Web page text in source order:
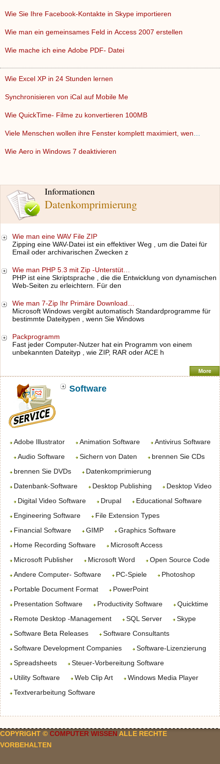
Informationen
Datenkomprimierung
Wie man eine WAV File ZIP
Zipping eine WAV-Datei ist ein effektiver Weg , um die Datei für
Email oder archivarischen Zwecken z
Wie man PHP 5.3 mit Zip -Unterstüt…
PHP ist eine Skriptsprache , die die Entwicklung von dynamischen
Web-Seiten zu erleichtern. Für den
Wie man 7-Zip Ihr Primäre Download…
Microsoft Windows vergibt automatisch Standardprogramme für
bestimmte Dateitypen , wenn Sie Windows
Packprogramm
Fast jeder Computer-Nutzer hat ein Programm von einem
unbekannten Dateityp , wie ZIP, RAR oder ACE h
More
Software
Adobe Illustrator Animation Software
Antivirus Software
Audio Software
Sichern von Daten
brennen Sie CDs
brennen Sie DVDs
Datenkomprimierung
Datenbank-Software
Desktop Publishing
Desktop Video
Digital Video Software
Drupal
Educational Software
Engineering Software
File Extension Types
Financial Software
GIMP
Graphics Software
Home Recording Software
Microsoft Access
Microsoft Publisher
Microsoft Word
Open Source Code
Andere Computer- Software
PC-Spiele
Photoshop
Portable Document Format
PowerPoint
Presentation Software
Productivity Software
Quicktime
Remote Desktop -Management
SQL Server
Skype
Software Beta Releases
Software Consultants
Software Development Companies
Software-Lizenzierung
Spreadsheets
Steuer-Vorbereitung Software
Utility Software
Web Clip Art
Windows Media Player
Textverarbeitung Software
Wie Sie Ihre Facebook-Kontakte in Skype importieren
Wie man ein gemeinsames Feld in Access 2007 erstellen
Wie mache ich eine Adobe PDF- Datei
Wie Excel XP in 24 Stunden lernen
Synchronisieren von iCal auf Mobile Me
Wie QuickTime- Filme zu konvertieren 100MB
Wie Aero in Windows 7 deaktivieren
COPYRIGHT © COMPUTER WISSEN ALLE RECHTE
VORBEHALTEN